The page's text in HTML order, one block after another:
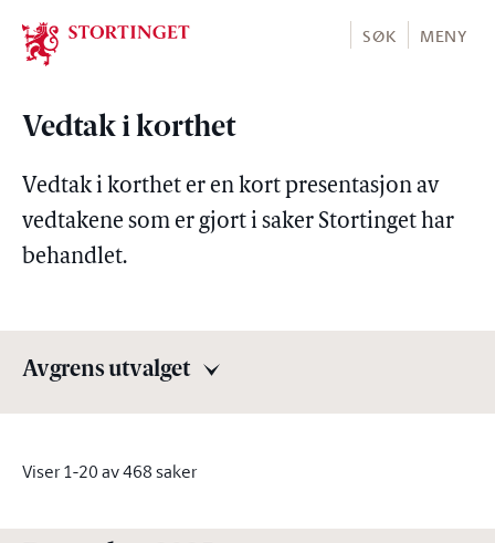
Stortinget.no
SØK MENY
Vedtak i korthet
Vedtak i korthet er en kort presentasjon av
vedtakene som er gjort i saker Stortinget har
behandlet.
Avgrens utvalget
Viser 1-20 av 468 saker